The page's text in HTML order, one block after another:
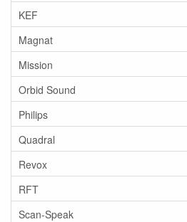
KEF
Magnat
Mission
Orbid Sound
Philips
Quadral
Revox
RFT
Scan-Speak